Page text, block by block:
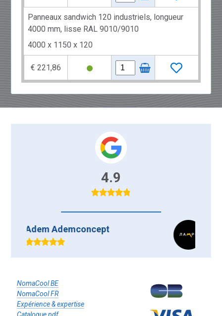
Panneaux sandwich 120 industriels, longueur
4000 mm, lisse RAL 9010/9010
4000 x 1150 x 120
€ 221,86
4.9
ALEX DUDIK
NomaCool BE
NomaCool FR
Expérience & expertise